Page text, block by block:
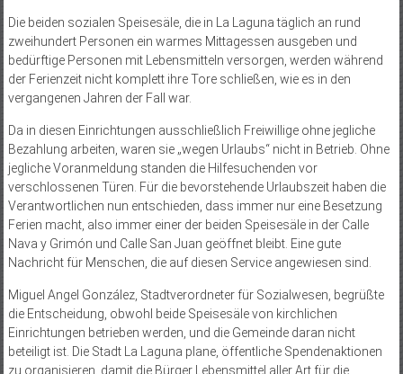
Die beiden sozialen Speisesäle, die in La Laguna täglich an rund
zweihundert Personen ein warmes Mittagessen ausgeben und
bedürftige Personen mit Lebensmitteln versorgen, werden während
der Ferienzeit nicht komplett ihre Tore schließen, wie es in den
vergangenen Jahren der Fall war.
Da in diesen Einrichtungen ausschließlich Freiwillige ohne jegliche
Bezahlung arbeiten, waren sie „wegen Urlaubs“ nicht in Betrieb. Ohne
jegliche Voranmeldung standen die Hilfesuchenden vor
verschlossenen Türen. Für die bevorstehende Urlaubszeit haben die
Verantwortlichen nun entschieden, dass immer nur eine Besetzung
Ferien macht, also immer einer der beiden Speisesäle in der Calle
Nava y Grimón und Calle San Juan geöffnet bleibt. Eine gute
Nachricht für Menschen, die auf diesen Service angewiesen sind.
Miguel Angel González, Stadtverordneter für Sozialwesen, begrüßte
die Entscheidung, obwohl beide Speisesäle von kirchlichen
Einrichtungen betrieben werden, und die Gemeinde daran nicht
beteiligt ist. Die Stadt La Laguna plane, öffentliche Spendenaktionen
zu organisieren, damit die Bürger Lebensmittel aller Art für die